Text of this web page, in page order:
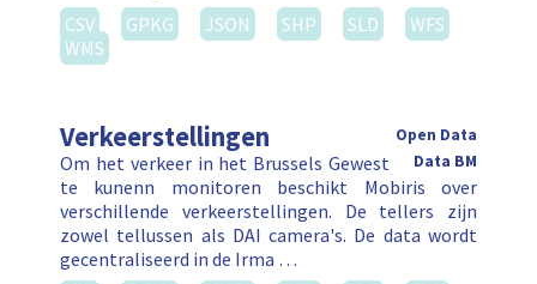
CSV
GPKG JSON SHP SLD
WFS
WMS
Verkeerstellingen
Open Data
Data BM
Om het verkeer in het Brussels Gewest
te kunenn monitoren beschikt Mobiris over
verschillende verkeerstellingen. De tellers zijn
zowel tellussen als DAI camera's. De data wordt
gecentraliseerd in de Irma …